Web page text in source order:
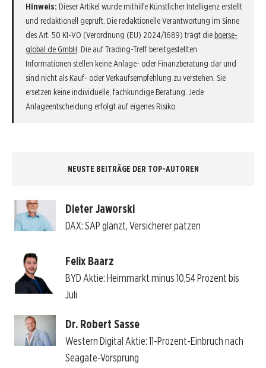
Hinweis: Dieser Artikel wurde mithilfe Künstlicher Intelligenz erstellt
und redaktionell geprüft. Die redaktionelle Verantwortung im Sinne
des Art. 50 KI-VO (Verordnung (EU) 2024/1689) trägt die boerse-
global.de GmbH . Die auf Trading-Treff bereitgestellten
Informationen stellen keine Anlage- oder Finanzberatung dar und
sind nicht als Kauf- oder Verkaufsempfehlung zu verstehen. Sie
ersetzen keine individuelle, fachkundige Beratung. Jede
Anlageentscheidung erfolgt auf eigenes Risiko.
NEUSTE BEITRÄGE DER TOP-AUTOREN
Dieter Jaworski
DAX: SAP glänzt, Versicherer patzen
Felix Baarz
BYD Aktie: Heimmarkt minus 10,54 Prozent bis
Juli
Dr. Robert Sasse
Western Digital Aktie: 11-Prozent-Einbruch nach
Seagate-Vorsprung